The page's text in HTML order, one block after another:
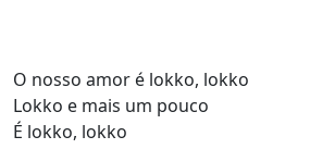
O nosso amor é lokko, lokko
Lokko e mais um pouco
É lokko, lokko